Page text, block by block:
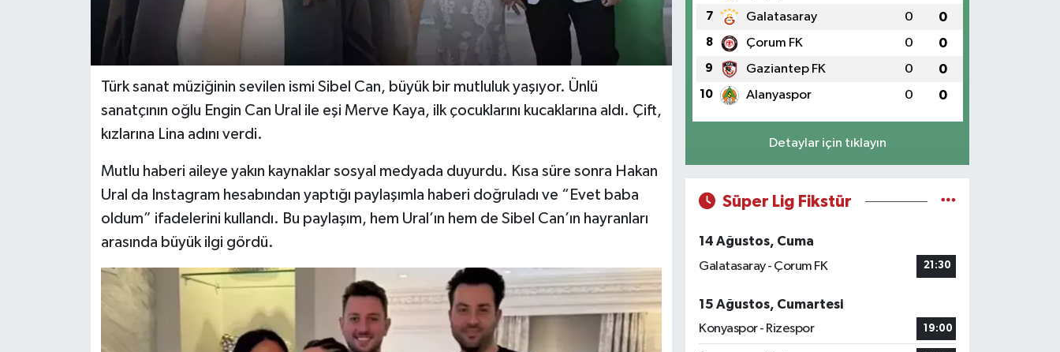
Türk sanat müziğinin sevilen ismi Sibel Can, büyük bir mutluluk yaşıyor. Ünlü
sanatçının oğlu Engin Can Ural ile eşi Merve Kaya, ilk çocuklarını kucaklarına aldı. Çift,
kızlarına Lina adını verdi.
Mutlu haberi aileye yakın kaynaklar sosyal medyada duyurdu. Kısa süre sonra Hakan
Ural da Instagram hesabından yaptığı paylaşımla haberi doğruladı ve “Evet baba
oldum” ifadelerini kullandı. Bu paylaşım, hem Ural’ın hem de Sibel Can’ın hayranları
arasında büyük ilgi gördü.
7 Galatasaray 0 0
8 Çorum FK 0 0
9 Gaziantep FK 0 0
10 Alanyaspor 0 0
Detaylar için tıklayın
Süper Lig Fikstür
14 Ağustos, Cuma
Galatasaray - Çorum FK
21:30
15 Ağustos, Cumartesi
Konyaspor - Rizespor
19:00